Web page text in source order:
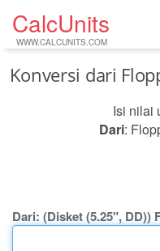
CalcUnits
WWW.CALCUNITS.COM
Konversi dari
Isi nilai
Dari:
Dari: (Disket (5.25", DD))